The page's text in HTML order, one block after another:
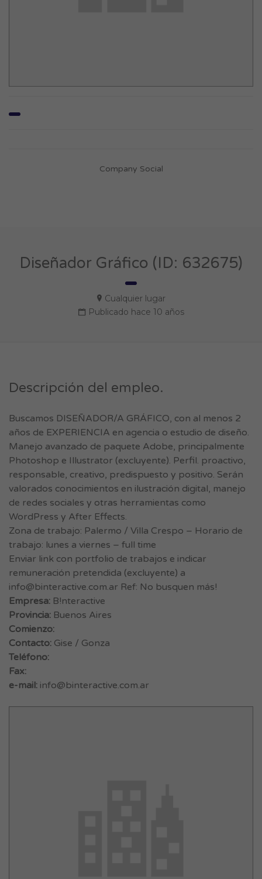
Company Social
Diseñador Gráfico (ID: 632675)
Cualquier lugar
Publicado hace 10 años
Descripción del empleo.
Buscamos DISEÑADOR/A GRÁFICO, con al menos 2
años de EXPERIENCIA en agencia o estudio de diseño.
Manejo avanzado de paquete Adobe, principalmente
Photoshop e Illustrator (excluyente). Perfil. proactivo,
responsable, creativo, predispuesto y positivo. Serán
valorados conocimientos en ilustración digital, manejo
de redes sociales y otras herramientas como
WordPress y After Effects.
Zona de trabajo: Palermo / Villa Crespo – Horario de
trabajo: lunes a viernes – full time
Enviar link con portfolio de trabajos e indicar
remuneración pretendida (excluyente) a
info@binteractive.com.ar Ref: No busquen más!
Empresa: B!nteractive
Provincia: Buenos Aires
Comienzo:
Contacto: Gise / Gonza
Teléfono:
Fax:
e-mail: info@binteractive.com.ar